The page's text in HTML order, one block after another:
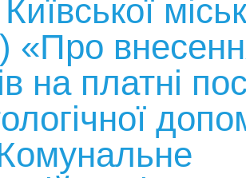
на платні